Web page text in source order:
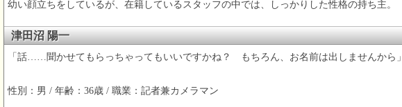
幼い顔立ちをしているが、在籍しているスタッフの中では、しっかりした性格の持ち主。
津田沼 陽一
「話……聞かせてもらっちゃってもいいですかね？ もちろん、お名前は出しませんから」
性別：男 / 年齢：36歳 / 職業：記者兼カメラマン